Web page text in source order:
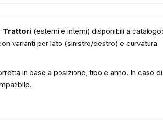
Trattori (esterni e interni) disponibili a
varianti per lato (sinistro/destro) e curvatura
in base a posizione, tipo e anno. In caso